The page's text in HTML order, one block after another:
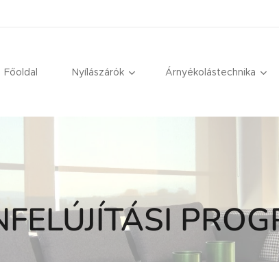
Főoldal Nyílászárók Árnyékolástechnika